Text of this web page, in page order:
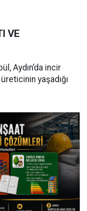
VE
Aydın’da incir
yaşadığı